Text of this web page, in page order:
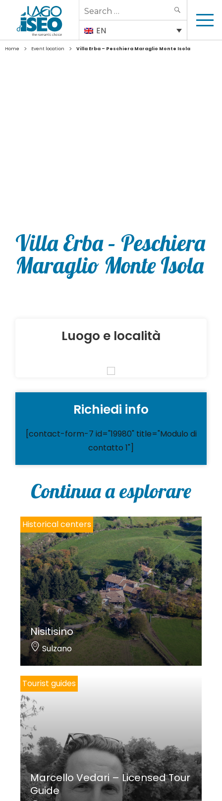
Search
for:
EN
Home > Event location > Villa Erba – Peschiera Maraglio Monte Isola
Villa Erba – Peschiera
Maraglio Monte Isola
Luogo e località
Richiedi info
[contact-form-7 id="19980" title="Modulo di
contatto 1"]
Continua a esplorare
Historical centers
Nisitisino
Sulzano
Tourist guides
Marcello Vedari – Licensed Tour
Guide